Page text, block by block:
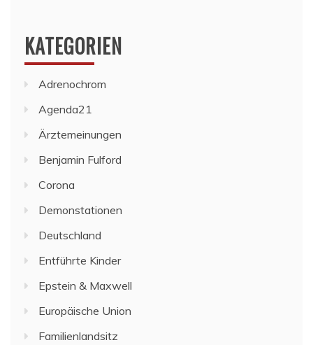
KATEGORIEN
Adrenochrom
Agenda21
Ärztemeinungen
Benjamin Fulford
Corona
Demonstationen
Deutschland
Entführte Kinder
Epstein & Maxwell
Europäische Union
Familienlandsitz